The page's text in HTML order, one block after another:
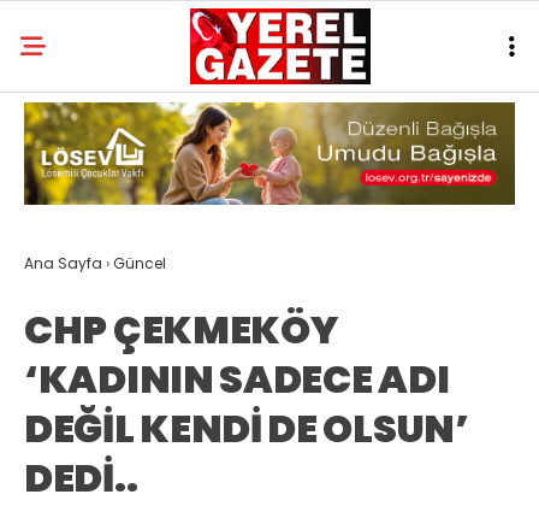
Ana Sayfa ›Güncel
CHP ÇEKMEKÖY
‘KADININ SADECE ADI
DEĞİL KENDİ DE OLSUN’
DEDİ..